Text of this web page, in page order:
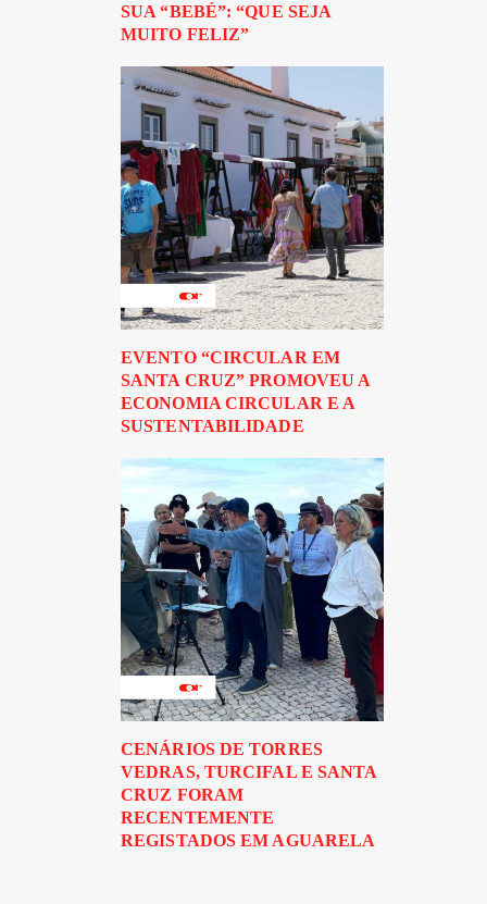
SUA “BEBÉ”: “QUE SEJA
MUITO FELIZ”
EVENTO “CIRCULAR EM
SANTA CRUZ” PROMOVEU A
ECONOMIA CIRCULAR E A
SUSTENTABILIDADE
CENÁRIOS DE TORRES
VEDRAS, TURCIFAL E SANTA
CRUZ FORAM
RECENTEMENTE
REGISTADOS EM AGUARELA